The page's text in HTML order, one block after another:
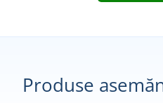
Produse